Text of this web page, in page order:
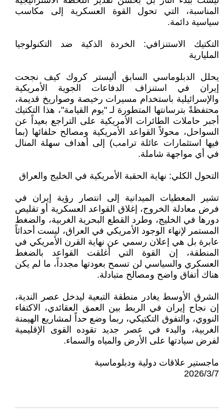
المناسبة، التي تحول القوة العسكرية إلى مكاسب
سياسية دائمة.
​التكتيك الاستنزافي: الخردة الذكية ضد التكنولوجيا
المليارية
​يحلل الدبلوماسي السابق أليستر كروك كيف نجحت
إيران في استنزاف الدفاعات الجوية الأمريكية
والإسرائيلية باستخدام مسيرات رخيصة وصواريخ قديمة،
محتفظةً بترسانتها المتطورة لـ "يوم القيامة"، هذا التكتيك
أجبر حاملات الطائرات الأمريكية على التراجع بعيداً عن
السواحل، محولاً القواعد الأمريكية ومصالح حلفائها (بما
فيها استثمارات عائلة ترامب) إلى أهداف سهلة المنال
في أي مواجهة شاملة.
​التحول الكلي: نهاية الحقبة الأمريكية في الخليج والعراق
​تشير المعطيات الميدانية إلى انتصار رؤية إيران في
فرض معادلة الخروج، إغلاق القواعد العسكرية أو تقليص
دورها في الخليج، وطرد القطع البحرية الغربية، والضغط
المستمر لإنهاء الوجود الأمريكي في العراق، ليست أحداثاً
عابرة بل هي إعلان رسمي عن نهاية القرن الأمريكي في
المنطقة، إن القوة التي أغلقت القواعد بالضغط
العسكري والسياسي لن تسمح بعودتها مجدداً، ما لم يكن
هناك أتفاق واضح ومصالح متبادلة.
​الشرق الأوسط يغادر منطقة التبعية ليدخل عصر الندية،
إن نجاح إيران في الربط بين العمق العقائدي، الاكتفاء
النووي، والتفوق التكتيكي، ربما وضع حداً لمشاريع الهيمنة
الغربية، والبدء في عصر جديد تقوده القوى الإقليمية
لفرض سيادتها على الأرض والمياه والسماء.
ماجستير علاقات دولية ودبلوماسية
2026/3/7